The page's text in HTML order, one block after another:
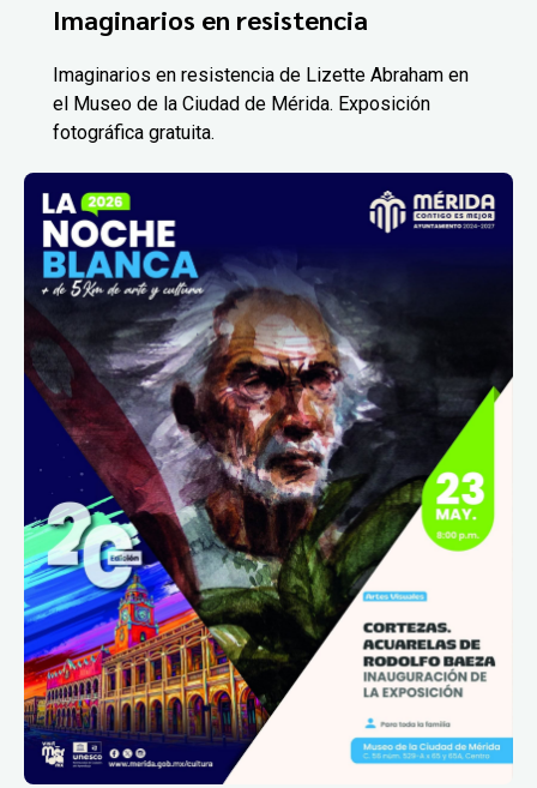
Imaginarios en resistencia
Imaginarios en resistencia de Lizette Abraham en
el Museo de la Ciudad de Mérida. Exposición
fotográfica gratuita.